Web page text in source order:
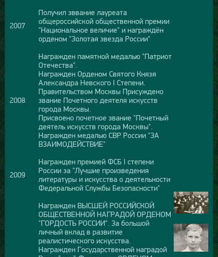
2007
Получил зввание лауреата
общероссийской общественной премии
"Национальное величие" и награждён
орденом "Золотая звезда России"
2008
Награжден памятной медалью "Патриот
Отечества".
Награжден Орденом Святого Князя
Александра Невского I Степени.
Правительством Москвы Присуждено
звание Почетного деятеля искусств
города Москвы.
Присвоено почетное звание "Почетный
деятель искусств города Москвы".
Награжден медалью СВР России "ЗА
ВЗАИМОДЕЙСТВИЕ"
2009
Награжден премией ФСБ I степени
России за "Лучшие произведения
литературы и искусства о деятельности
Федеральной Службы Безопасности"
Награжден ВЫСШЕЙ РОССИЙСКОЙ
ОБЩЕСТВЕННОЙ НАГРАДОЙ ОРДЕНОМ
"ГОРДОСТЬ РОССИИ". За большой
личный вклад в развитие
реалистического искусства.
Награжден Государственной наградой